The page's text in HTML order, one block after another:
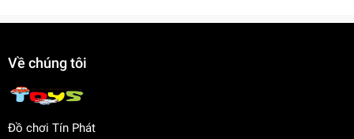
Về chúng tôi
Đồ chơi Tín Phát